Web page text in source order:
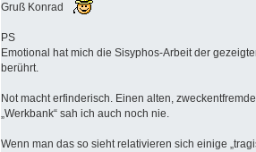
Gruß Konrad
PS
Emotional hat mich die Sisyphos-Arbeit der
berührt.
Not macht erfinderisch. Einen alten,
„Werkbank“ sah ich auch noch nie.
Wenn man das so sieht relativieren sich einige